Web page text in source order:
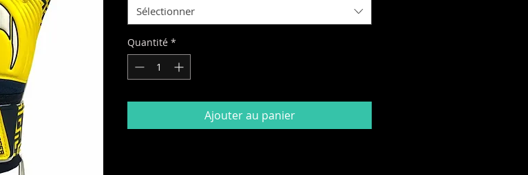
Sélectionner
Quantité *
Ajouter au panier